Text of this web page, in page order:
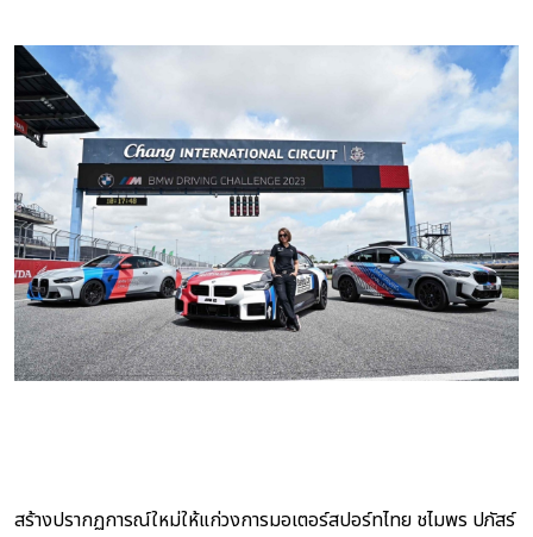
สร้างปรากฏการณ์ใหม่ให้แก่วงการมอเตอร์สปอร์ทไทย ชไมพร ปภัสร์